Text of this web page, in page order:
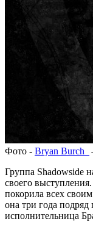
Фото - Bryan Burch
Группа Shadowside
своего
покорила всех
она три года
исполнительница